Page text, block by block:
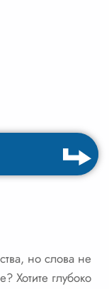
но слова не
Хотите глубоко